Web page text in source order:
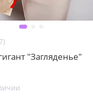
"Загляденье"